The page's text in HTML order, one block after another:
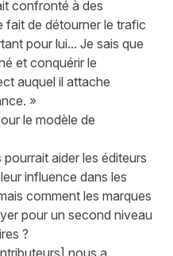
confronté à des
fait de détourner le trafic
pour lui... Je sais que
et conquérir le
auquel il attache
»
le modèle de
aider les éditeurs
influence dans les
comment les marques
pour un second niveau
?
nous a